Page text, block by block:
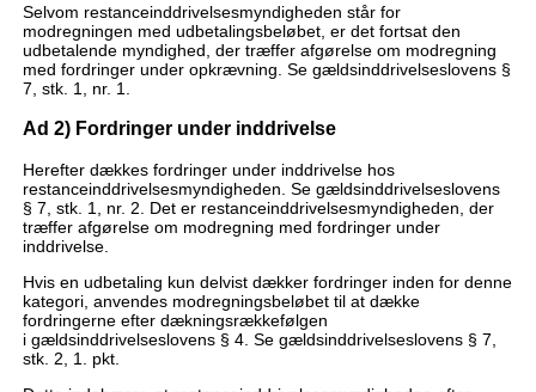
Selvom restanceinddrivelsesmyndigheden står for
modregningen med udbetalingsbeløbet, er det fortsat den
udbetalende myndighed, der træffer afgørelse om modregning
med fordringer under opkrævning. Se gældsinddrivelseslovens §
7, stk. 1, nr. 1.
Ad 2) Fordringer under inddrivelse
Herefter dækkes fordringer under inddrivelse hos
restanceinddrivelsesmyndigheden. Se gældsinddrivelseslovens
§ 7, stk. 1, nr. 2. Det er restanceinddrivelsesmyndigheden, der
træffer afgørelse om modregning med fordringer under
inddrivelse.
Hvis en udbetaling kun delvist dækker fordringer inden for denne
kategori, anvendes modregningsbeløbet til at dække
fordringerne efter dækningsrækkefølgen
i gældsinddrivelseslovens § 4. Se gældsinddrivelseslovens § 7,
stk. 2, 1. pkt.